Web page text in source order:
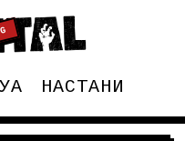
НАСТАНИ